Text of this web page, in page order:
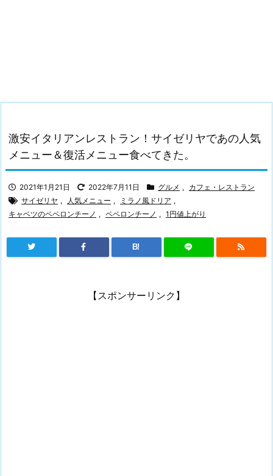
激安イタリアンレストラン！サイゼリヤであの人気
メニュー＆復活メニュー食べてきた。
2021年1月21日 2022年7月11日 グルメ , カフェ・レストラン
サイゼリヤ , 人気メニュー , ミラノ風ドリア ,
キャベツのペペロンチーノ , ペペロンチーノ , 1円値上がり
B!
【スポンサーリンク】